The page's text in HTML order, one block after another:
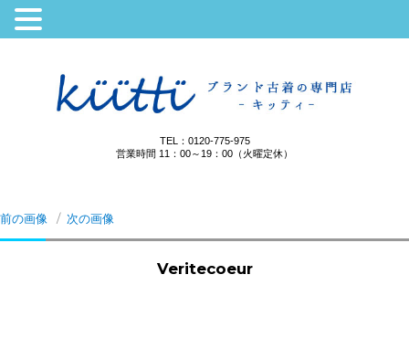
TEL：0120-775-975
営業時間 11：00～19：00（火曜定休）
前の画像 次の画像
Veritecoeur